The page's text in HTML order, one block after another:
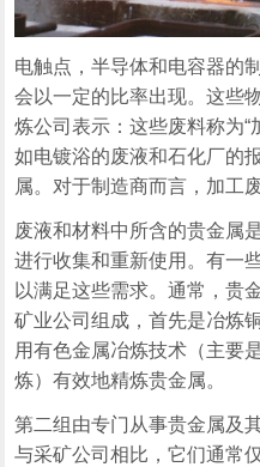
电触点，半导体和电容器的
会以一定的比率出现。这些
炼公司表示：这些废料称为“
如电镀浴的废液和石化厂的
属。对于制造商而言，加工废
废液和材料中所含的贵金属
进行收集和重新使用。有一
以满足这些需求。通常，贵
矿业公司组成，首先是冶炼
用有色金属冶炼技术（主要
炼）有效地精炼贵金属。
第二组由专门从事贵金属及
与采矿公司相比，它们通常